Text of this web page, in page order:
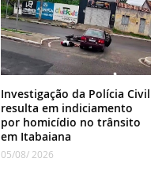
Investigação da Polícia Civil
resulta em indiciamento
por homicídio no trânsito
em Itabaiana
05/08/ 2026